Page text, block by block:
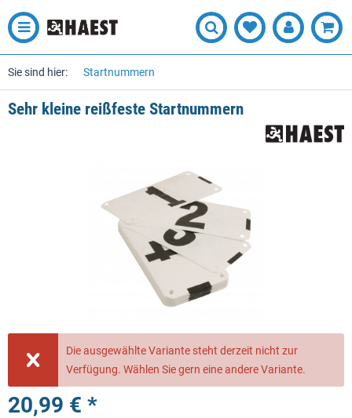
Sie sind hier: Startnummern
Sehr kleine reißfeste Startnummern
Die ausgewählte Variante steht derzeit nicht zur
Verfügung. Wählen Sie gern eine andere Variante.
20,99 € *